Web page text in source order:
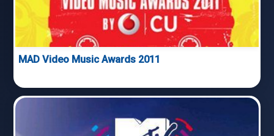
MAD Video Music Awards 2011